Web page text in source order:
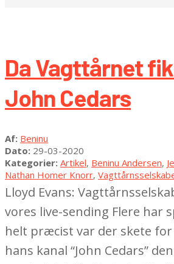
Da Vagttårnet
John Cedars
2020-
03-
29
Af: Beninu
Dato: 29-03-2020
Kategorier: Artikel, Beninu Andersen,
Nathan Homer Knorr,
Lloyd Evans:
vores live-sending Flere har
helt præcist var der skete for
hans kanal “John Cedars”